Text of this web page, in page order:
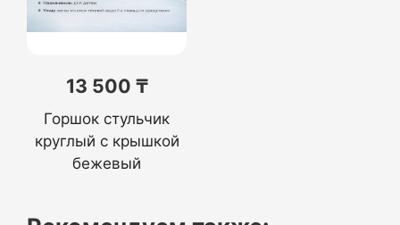
13 500 ₸
Горшок стульчик
круглый с крышкой
бежевый